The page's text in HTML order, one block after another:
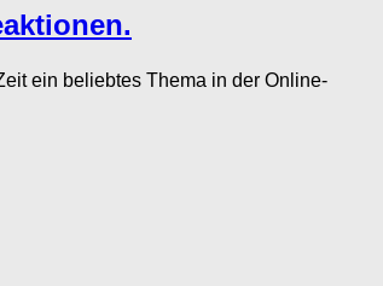
ein beliebtes Thema in der Online-